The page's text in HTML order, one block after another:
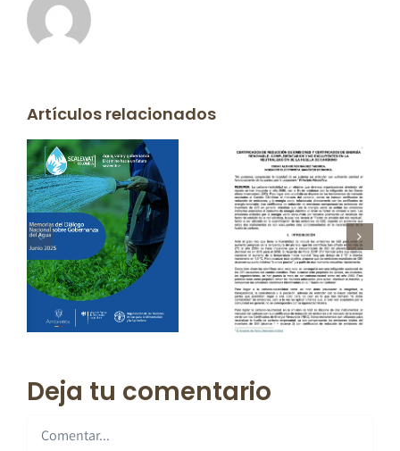
Artículos relacionados
Deja tu comentario